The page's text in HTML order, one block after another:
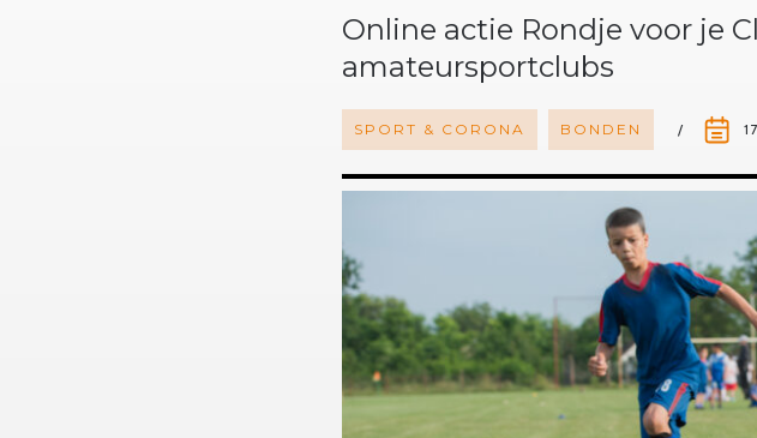
Online actie Rondje voor je
amateursportclubs
SPORT & CORONA BONDEN